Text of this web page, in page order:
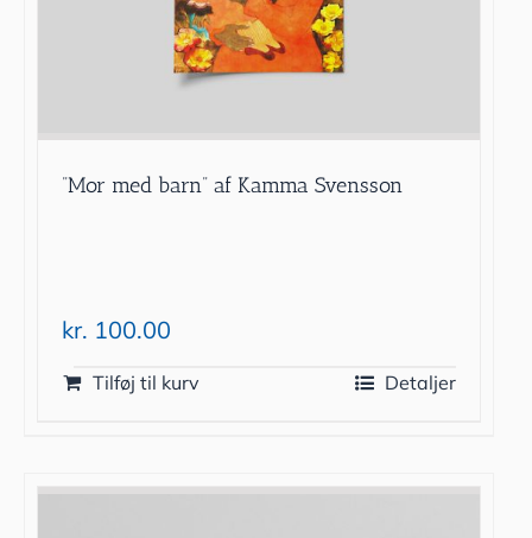
”Mor med barn” af Kamma Svensson
kr. 100.00
Tilføj til kurv Detaljer